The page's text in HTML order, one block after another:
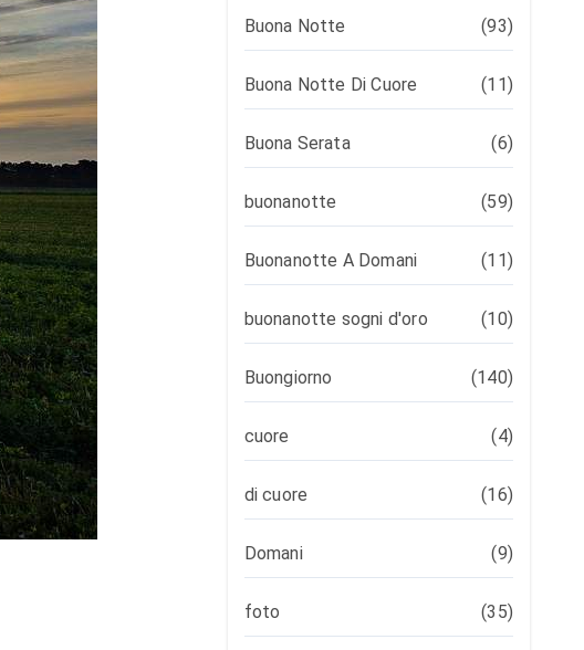
Buona Notte (93)
Buona Notte Di Cuore (11)
Buona Serata (6)
buonanotte (59)
Buonanotte A Domani (11)
buonanotte sogni d'oro (10)
Buongiorno (140)
cuore (4)
di cuore (16)
Domani (9)
foto (35)